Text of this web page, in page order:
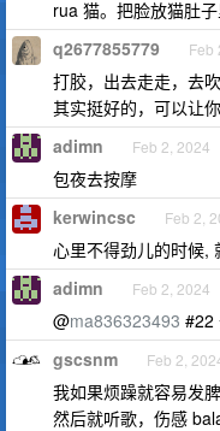
rua 猫。把脸放猫肚
q2677855779 Feb
打胶，出去走走，去
其实挺好的，可以让你
adimn Feb 2, 2024
包夜去按摩
kerwincsc Feb 2,
心里不得劲儿的时候,
adimn Feb 2, 2024
@ma836323493 #22
gscsnm Feb 2,
我如果烦躁就容易发脾
然后就听歌，伤感